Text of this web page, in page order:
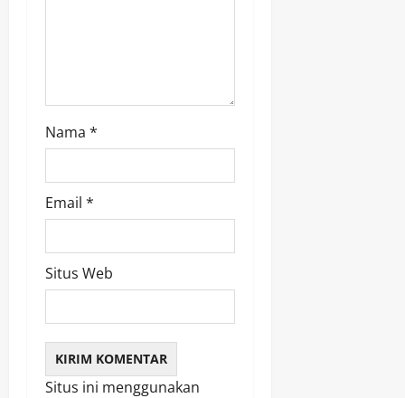
Nama *
Email *
Situs Web
Situs ini menggunakan